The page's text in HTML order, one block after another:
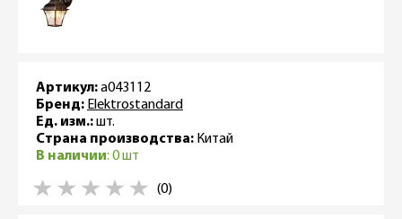
Артикул:a043112
Бренд: Elektrostandard
Ед. изм.:шт.
Страна производства: Китай
В наличии: 0 шт
(0)